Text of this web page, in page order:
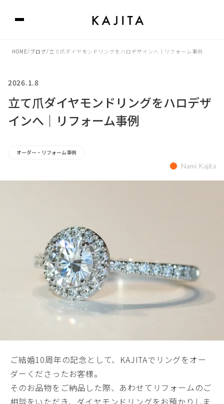
HOME/ブログ/立て爪ダイヤモンドリングをハロデザインへ｜リフォーム事例
2026.1.8
立て爪ダイヤモンドリングをハロデザ
インへ｜リフォーム事例
オーダー・リフォーム事例
Nami Kajita
ご結婚10周年の記念として、KAJITAでリングをオー
ダーくださったお客様。
そのお品物をご納品した際、あわせてリフォームのご
相談をいただき、ダイヤモンドリングをお預かりしま